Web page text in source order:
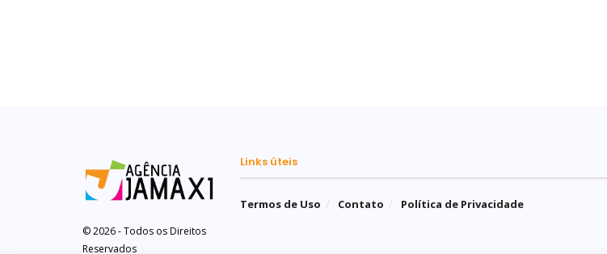
© 2026 - Todos os Direitos
Reservados
Links úteis
Termos de Uso Contato Política de Privacidade